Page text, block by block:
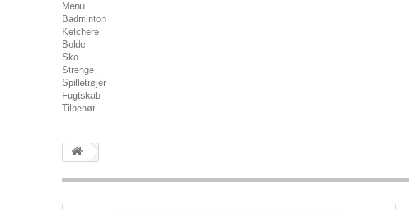
Menu
Badminton
Ketchere
Bolde
Sko
Strenge
Spilletrøjer
Fugtskab
Tilbehør